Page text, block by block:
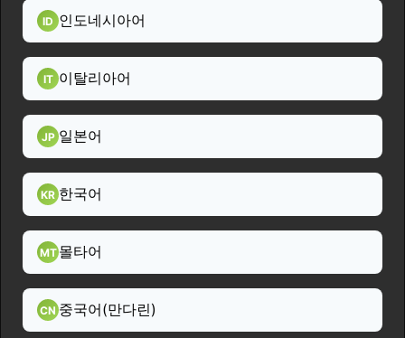
ID 인도네시아어
IT 이탈리아어
JP 일본어
KR 한국어
MT 몰타어
CN 중국어(만다린)